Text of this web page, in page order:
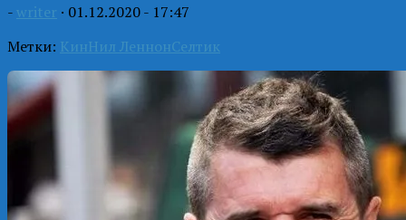
- writer · 01.12.2020 - 17:47
Метки: КинНил ЛеннонСелтик